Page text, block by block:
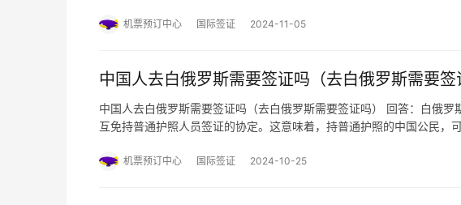
证或居留许可，你可以…
机票预订中心 国际签证 2024-11-05
中国人去白俄罗斯需要签证吗（去白俄罗斯需要签
中国人去白俄罗斯需要签证吗（去白俄罗斯需要签证吗） 回答：白俄
互免持普通护照人员签证的协定。这意味着，持普通护照的中国公民，
确保在白俄罗斯的…
机票预订中心 国际签证 2024-10-25